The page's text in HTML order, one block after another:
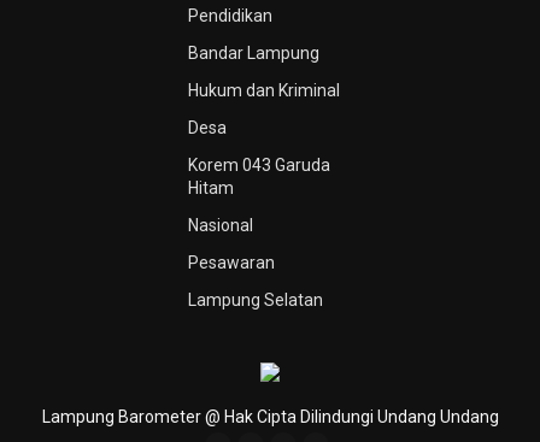
Pendidikan
Bandar Lampung
Hukum dan Kriminal
Desa
Korem 043 Garuda
Hitam
Nasional
Pesawaran
Lampung Selatan
Lampung Barometer @ Hak Cipta Dilindungi Undang Undang